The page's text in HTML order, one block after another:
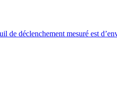
de déclenchement mesuré est